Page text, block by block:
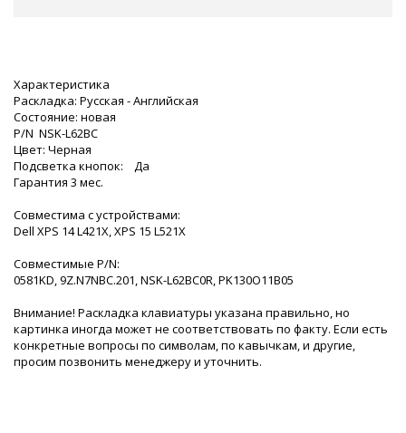
Характеристика
Раскладка: Русская - Английская
Состояние: новая
P/N NSK-L62BC
Цвет: Черная
Подсветка кнопок: Да
Гарантия 3 мес.
Совместима с устройствами:
Dell XPS 14 L421X, XPS 15 L521X
Совместимые P/N:
0581KD, 9Z.N7NBC.201, NSK-L62BC0R, PK130O11B05
Внимание! Раскладка клавиатуры указана правильно, но
картинка иногда может не соответствовать по факту. Если есть
конкретные вопросы по символам, по кавычкам, и другие,
просим позвонить менеджеру и уточнить.